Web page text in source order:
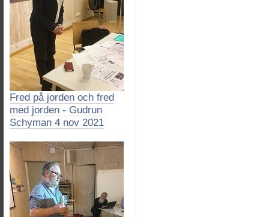
Fred på jorden och fred
med jorden - Gudrun
Schyman 4 nov 2021